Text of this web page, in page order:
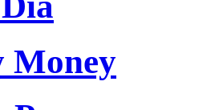
Money